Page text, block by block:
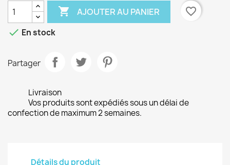
 AJOUTER AU PANIER
favorite_border
 En stock
Partager
Livraison
Vos produits sont expédiés sous un délai de
confection de maximum 2 semaines.
Détails du produit